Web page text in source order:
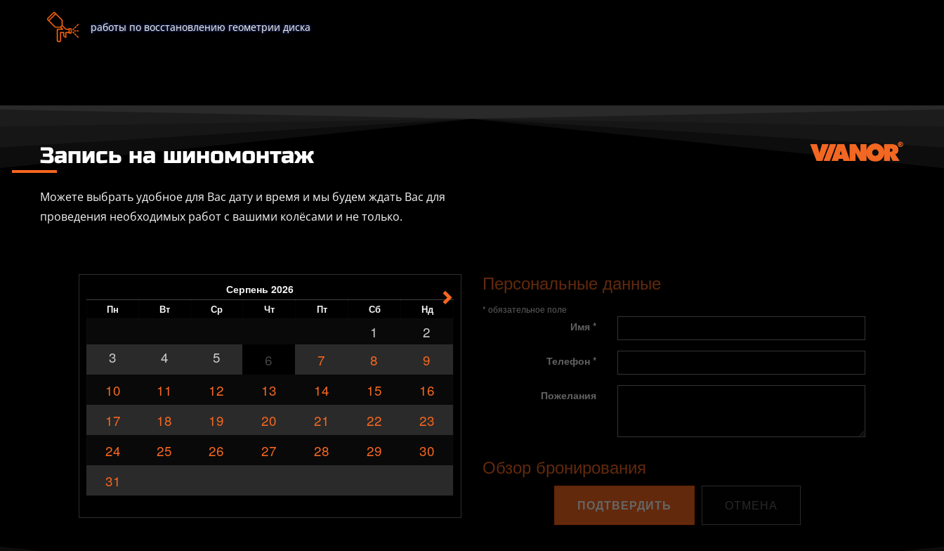
работы по восстановлению геометрии диска
Запись на шиномонтаж
Можете выбрать удобное для Вас дату и время и мы будем ждать Вас для
проведения необходимых работ с вашими колёсами и не только.
Серпень 2026
Пн Вт Ср Чт Пт Сб Нд
1
2
3
4 5 6 7 8
9
10
11 12 13 14 15
16
17
18 19 20 21 22
23
24
25 26 27 28 29
30
31
Персональные данные
* обязательное поле
Имя *
Телефон *
Пожелания
Обзор бронирования
ПОДТВЕРДИТЬ ОТМЕНА